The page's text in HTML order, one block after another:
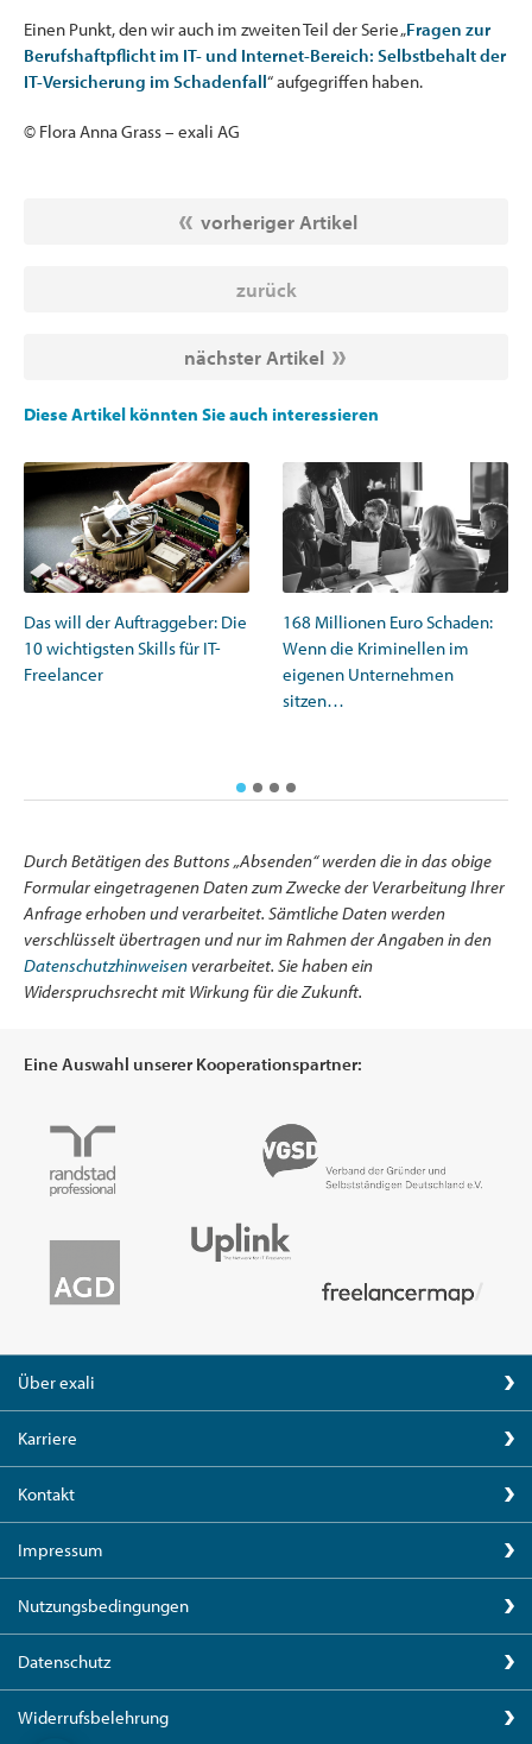
Einen Punkt, den wir auch im zweiten Teil der Serie „Fragen zur
Berufshaftpflicht im IT- und Internet-Bereich: Selbstbehalt der
IT-Versicherung im Schadenfall“ aufgegriffen haben.
© Flora Anna Grass – exali AG
vorheriger Artikel
zurück
nächster Artikel
Diese Artikel könnten Sie auch interessieren
Das will der Auftraggeber: Die
10 wichtigsten Skills für IT-
Freelancer
168 Millionen Euro Schaden:
Wenn die Kriminellen im
eigenen Unternehmen
sitzen…
Durch Betätigen des Buttons „Absenden“ werden die in das obige
Formular eingetragenen Daten zum Zwecke der Verarbeitung Ihrer
Anfrage erhoben und verarbeitet. Sämtliche Daten werden
verschlüsselt übertragen und nur im Rahmen der Angaben in den
Datenschutzhinweisenverarbeitet. Sie haben ein
Widerspruchsrecht mit Wirkung für die Zukunft.
Eine Auswahl unserer Kooperationspartner:
Über exali
Karriere
Kontakt
Impressum
Nutzungsbedingungen
Datenschutz
Widerrufsbelehrung